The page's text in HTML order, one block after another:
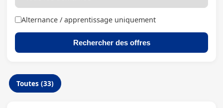
Alternance / apprentissage uniquement
Rechercher des offres
Toutes (33)